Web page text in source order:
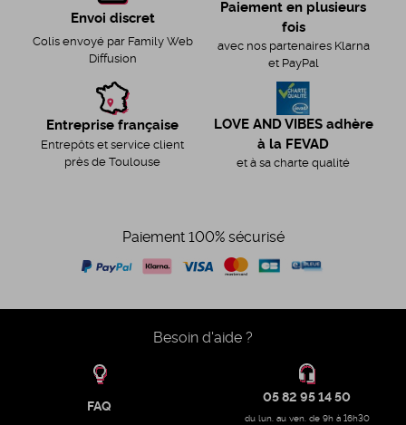
Envoi discret
Colis envoyé par Family Web
Diffusion
Paiement en plusieurs
fois
avec nos partenaires Klarna
et PayPal
Entreprise française
Entrepôts et service client
près de Toulouse
LOVE AND VIBES adhère
à la FEVAD
et à sa charte qualité
Paiement 100% sécurisé
Besoin d'aide ?
FAQ
05 82 95 14 50
du lun. au ven. de 9h à 16h30